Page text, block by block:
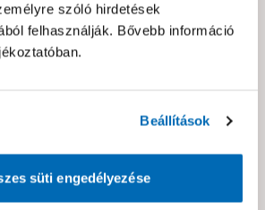
szóló hirdetések
felhasználják. Bővebb információ
Beállítások
süti engedélyezése
az oldalon vagy a termék leírásában?
Kérjük jelezd nekünk!